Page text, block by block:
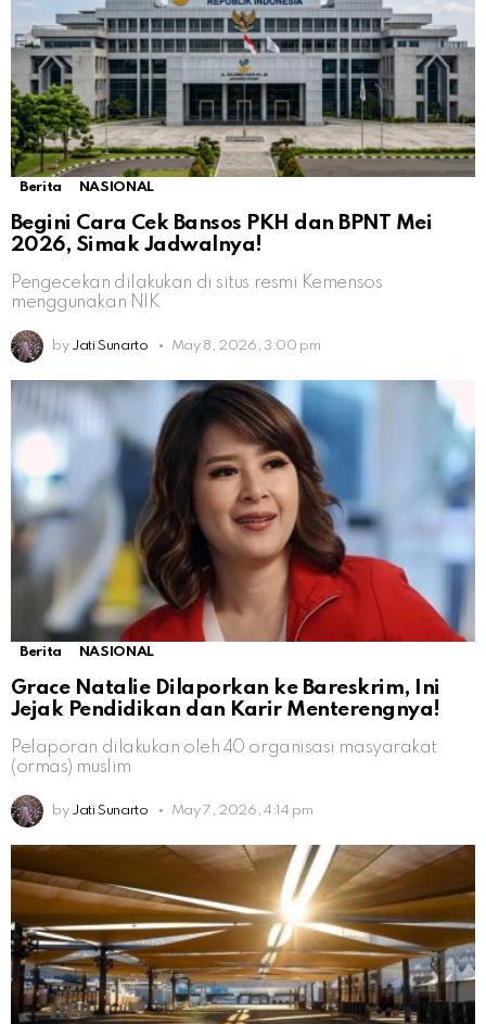
Berita NASIONAL
Begini Cara Cek Bansos PKH dan BPNT Mei
2026, Simak Jadwalnya!
Pengecekan dilakukan di situs resmi Kemensos
menggunakan NIK
by Jati Sunarto May 8, 2026, 3:00 pm
Berita NASIONAL
Grace Natalie Dilaporkan ke Bareskrim, Ini
Jejak Pendidikan dan Karir Menterengnya!
Pelaporan dilakukan oleh 40 organisasi masyarakat
(ormas) muslim
by Jati Sunarto May 7, 2026, 4:14 pm